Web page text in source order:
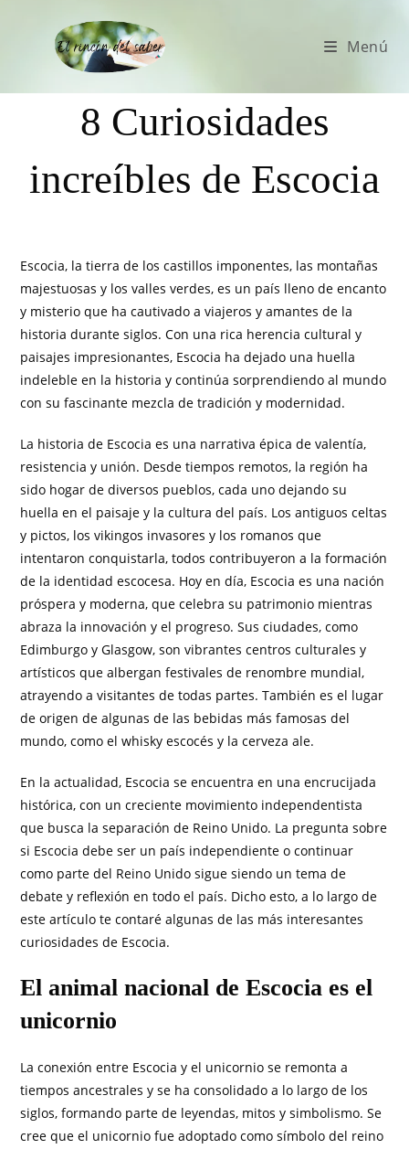
Menú
8 Curiosidades
increíbles de Escocia
Escocia, la tierra de los castillos imponentes, las montañas
majestuosas y los valles verdes, es un país lleno de encanto
y misterio que ha cautivado a viajeros y amantes de la
historia durante siglos. Con una rica herencia cultural y
paisajes impresionantes, Escocia ha dejado una huella
indeleble en la historia y continúa sorprendiendo al mundo
con su fascinante mezcla de tradición y modernidad.
La historia de Escocia es una narrativa épica de valentía,
resistencia y unión. Desde tiempos remotos, la región ha
sido hogar de diversos pueblos, cada uno dejando su
huella en el paisaje y la cultura del país. Los antiguos celtas
y pictos, los vikingos invasores y los romanos que
intentaron conquistarla, todos contribuyeron a la formación
de la identidad escocesa. Hoy en día, Escocia es una nación
próspera y moderna, que celebra su patrimonio mientras
abraza la innovación y el progreso. Sus ciudades, como
Edimburgo y Glasgow, son vibrantes centros culturales y
artísticos que albergan festivales de renombre mundial,
atrayendo a visitantes de todas partes. También es el lugar
de origen de algunas de las bebidas más famosas del
mundo, como el whisky escocés y la cerveza ale.
En la actualidad, Escocia se encuentra en una encrucijada
histórica, con un creciente movimiento independentista
que busca la separación de Reino Unido. La pregunta sobre
si Escocia debe ser un país independiente o continuar
como parte del Reino Unido sigue siendo un tema de
debate y reflexión en todo el país. Dicho esto, a lo largo de
este artículo te contaré algunas de las más interesantes
curiosidades de Escocia.
El animal nacional de Escocia es el
unicornio
La conexión entre Escocia y el unicornio se remonta a
tiempos ancestrales y se ha consolidado a lo largo de los
siglos, formando parte de leyendas, mitos y simbolismo. Se
cree que el unicornio fue adoptado como símbolo del reino